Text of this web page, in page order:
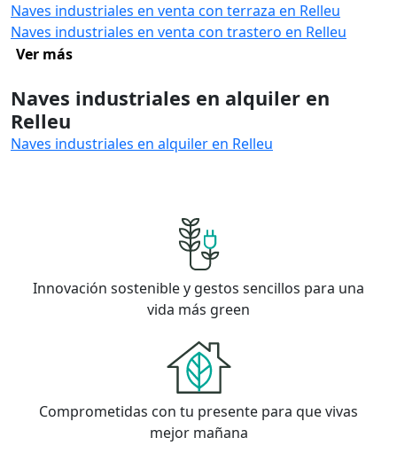
Naves industriales en venta con terraza en Relleu
Naves industriales en venta con trastero en Relleu
Ver más
Naves industriales en alquiler en
Relleu
Naves industriales en alquiler en Relleu
Innovación sostenible y gestos sencillos para una
vida más green
Comprometidas con tu presente para que vivas
mejor mañana